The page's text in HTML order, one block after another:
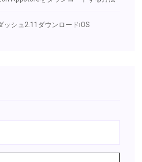
ッシュ2.11ダウンロードiOS